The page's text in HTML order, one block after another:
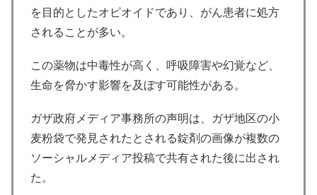
を目的としたオピオイドであり、がん患者に処方
されることが多い。
この薬物は中毒性が高く、呼吸障害や幻覚など、
生命を脅かす影響を及ぼす可能性がある。
ガザ政府メディア事務所の声明は、ガザ地区の小
麦粉袋で発見されたとされる錠剤の画像が複数の
ソーシャルメディア投稿で共有された後に出され
た。